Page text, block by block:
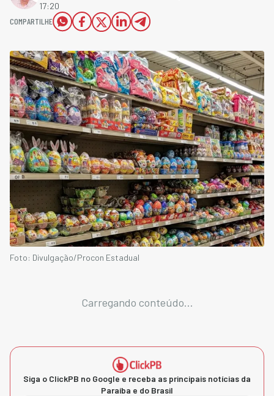
17:20
COMPARTILHE
Foto: Divulgação/Procon Estadual
Carregando conteúdo...
Siga o ClickPB no Google e receba as principais notícias da
Paraíba e do Brasil